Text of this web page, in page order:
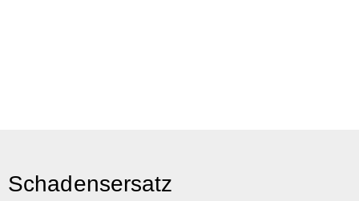
Schadensersatz